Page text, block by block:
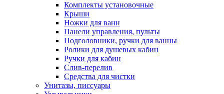
Комплекты установочные
Крыши
Ножки для ванн
Панели управления, пульты
Подголовники, ручки для ванны
Ролики для душевых кабин
Ручки для кабин
Слив-перелив
Средства для чистки
Унитазы, писсуары